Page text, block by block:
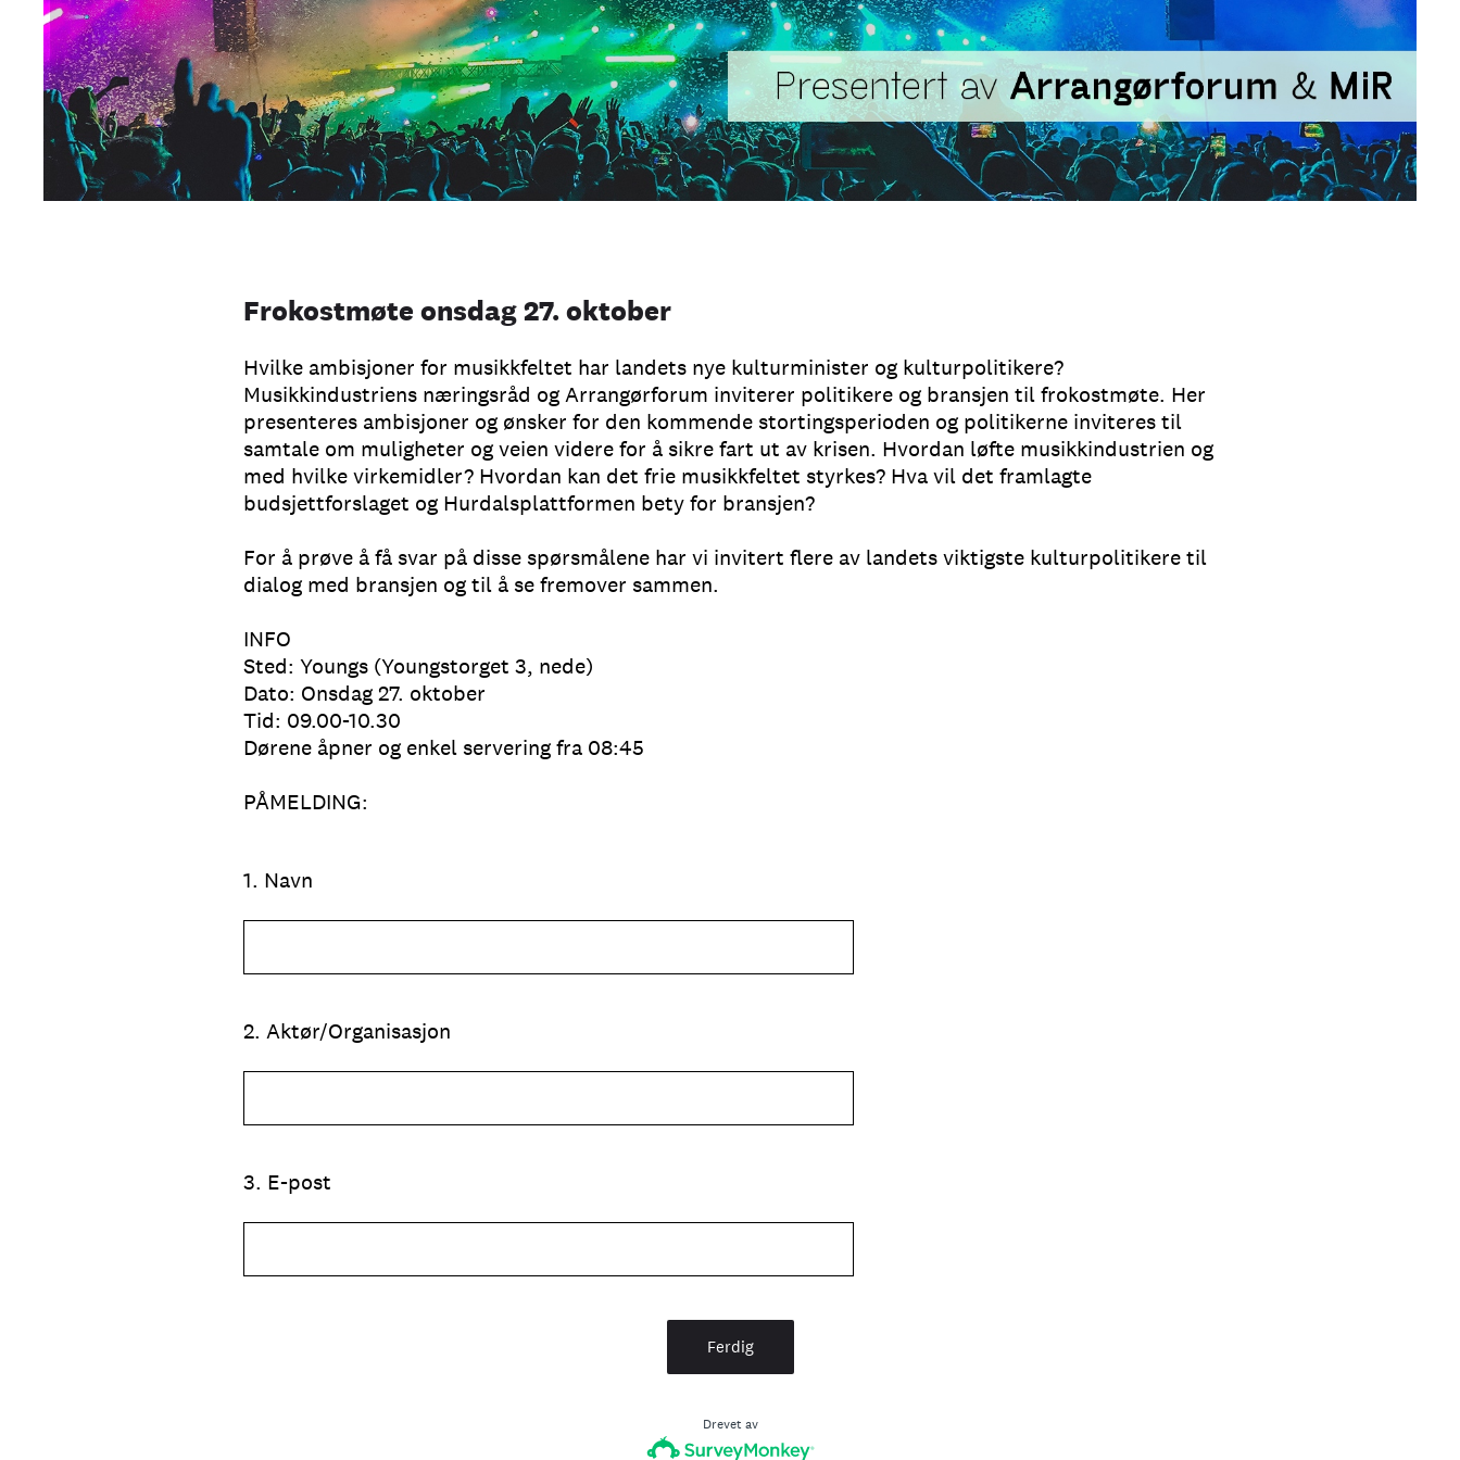
Frokostmøte onsdag 27. oktober
Hvilke ambisjoner for musikkfeltet har landets nye kulturminister og kulturpolitikere?
Musikkindustriens næringsråd og Arrangørforum inviterer politikere og bransjen til frokostmøte. Her
presenteres ambisjoner og ønsker for den kommende stortingsperioden og politikerne inviteres til
samtale om muligheter og veien videre for å sikre fart ut av krisen. Hvordan løfte musikkindustrien og
med hvilke virkemidler? Hvordan kan det frie musikkfeltet styrkes? Hva vil det framlagte
budsjettforslaget og Hurdalsplattformen bety for bransjen?
For å prøve å få svar på disse spørsmålene har vi invitert flere av landets viktigste kulturpolitikere til
dialog med bransjen og til å se fremover sammen.
INFO
Sted: Youngs (Youngstorget 3, nede)
Dato: Onsdag 27. oktober
Tid: 09.00-10.30
Dørene åpner og enkel servering fra 08:45
PÅMELDING:
1. Navn
2. Aktør/Organisasjon
3. E-post
Ferdig
Drevet av